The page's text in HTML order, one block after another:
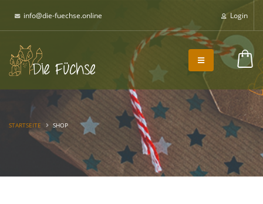
info@die-fuechse.online Login
0,00 €
STARTSEITE SHOP